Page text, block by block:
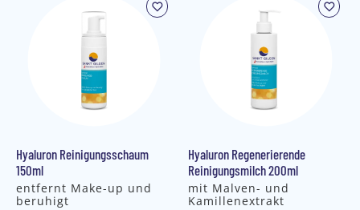
Hyaluron Reinigungsschaum
150ml
​entfernt Make-up und
beruhigt
Hyaluron Regenerierende
Reinigungsmilch 200ml
mit Malven- und
Kamillenextrakt